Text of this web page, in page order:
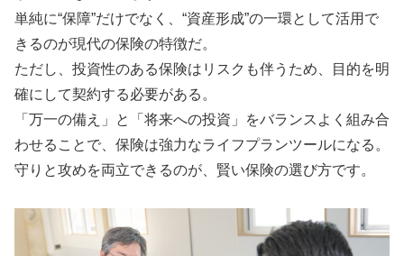
単純に“保障”だけでなく、“資産形成”の一環として活用で
きるのが現代の保険の特徴だ。
ただし、投資性のある保険はリスクも伴うため、目的を明
確にして契約する必要がある。
「万一の備え」と「将来への投資」をバランスよく組み合
わせることで、保険は強力なライフプランツールになる。
守りと攻めを両立できるのが、賢い保険の選び方です。